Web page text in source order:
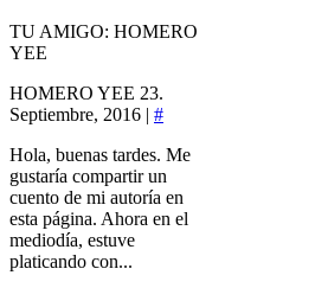
TU AMIGO: HOMERO
YEE
HOMERO YEE 23.
Septiembre, 2016 | #
Hola, buenas tardes. Me
gustaría compartir un
cuento de mi autoría en
esta página. Ahora en el
mediodía, estuve
platicando con...